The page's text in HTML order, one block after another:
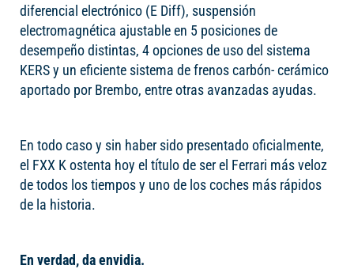
diferencial electrónico (E Diff), suspensión
electromagnética ajustable en 5 posiciones de
desempeño distintas, 4 opciones de uso del sistema
KERS y un eficiente sistema de frenos carbón- cerámico
aportado por Brembo, entre otras avanzadas ayudas.
En todo caso y sin haber sido presentado oficialmente,
el FXX K ostenta hoy el título de ser el Ferrari más veloz
de todos los tiempos y uno de los coches más rápidos
de la historia.
En verdad, da envidia.